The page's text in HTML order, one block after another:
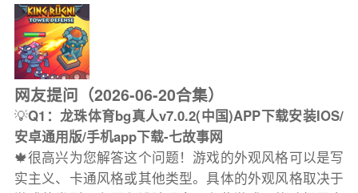
网友提问（2026-06-20合集）
💡Q1：龙珠体育bg真人v7.0.2(中国)APP下载安装IOS/
安卓通用版/手机app下载-七故事网
🍁很高兴为您解答这个问题！游戏的外观风格可以是写
实主义、卡通风格或其他类型。具体的外观风格取决于